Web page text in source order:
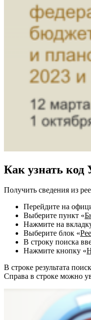
Как узнать
Получить сведения из
Перейдите на
Выберите пункт «
Нажмите на
Выберите блок «
В строку поиска
Нажмите кнопку «
В строке результата
Справа в строке можно